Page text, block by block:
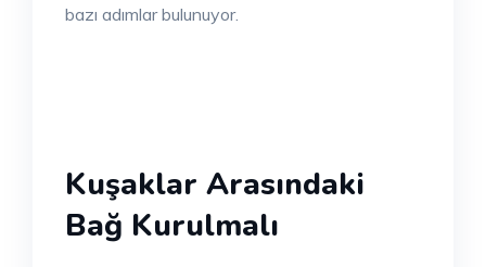
bazı adımlar bulunuyor.
Kuşaklar Arasındaki
Bağ Kurulmalı